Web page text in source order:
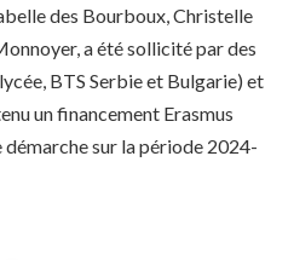
des Bourboux, Christelle
a été sollicité par des
BTS Serbie et Bulgarie) et
un financement Erasmus
sur la période 2024-